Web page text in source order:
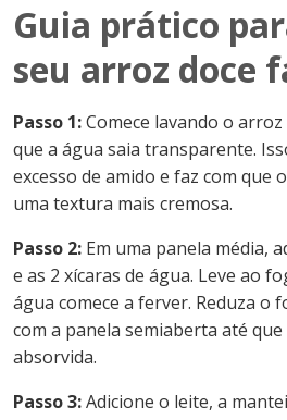
Guia prático
seu arroz doce
Passo 1:Comece lavando o
que a água saia transparente.
excesso de amido e faz com que
uma textura mais cremosa.
Passo 2: Em uma panela média,
e as 2 xícaras de água. Leve ao
água comece a ferver. Reduza o
com a panela semiaberta até
absorvida.
Passo 3:Adicione o leite, a